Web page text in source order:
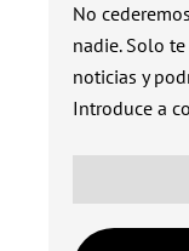
No
nadie. Solo
noticias y
Introduce a